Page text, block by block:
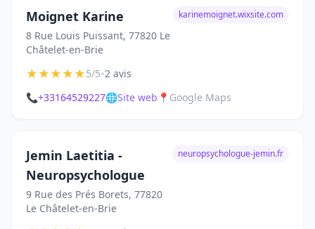
Moignet Karine
8 Rue Louis Puissant, 77820 Le
Châtelet-en-Brie
karinemoignet.wixsite.com
★★★★★5/5•2 avis
📞+33164529227🌐Site web 📍 Google Maps
Jemin Laetitia -
Neuropsychologue
9 Rue des Prés Borets, 77820
Le Châtelet-en-Brie
neuropsychologue-jemin.fr